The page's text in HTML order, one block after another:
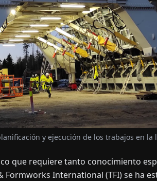
y ejecución de los trabajos en la
que requiere tanto conocimiento
Formworks International (TFI) se ha